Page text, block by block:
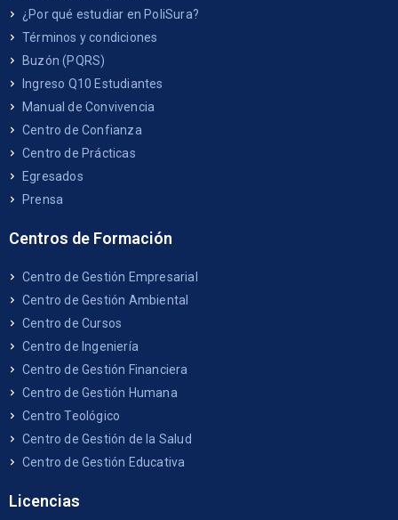
¿Por qué estudiar en PoliSura?
Términos y condiciones
Buzón (PQRS)
Ingreso Q10 Estudiantes
Manual de Convivencia
Centro de Confianza
Centro de Prácticas
Egresados
Prensa
Centros de Formación
Centro de Gestión Empresarial
Centro de Gestión Ambiental
Centro de Cursos
Centro de Ingeniería
Centro de Gestión Financiera
Centro de Gestión Humana
Centro Teológico
Centro de Gestión de la Salud
Centro de Gestión Educativa
Licencias